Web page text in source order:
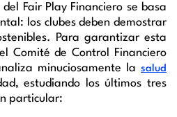
Fair Play Financiero se basa
los clubes deben demostrar
Para garantizar esta
Comité de Control Financiero
minuciosamente la salud
estudiando los últimos tres
particular: